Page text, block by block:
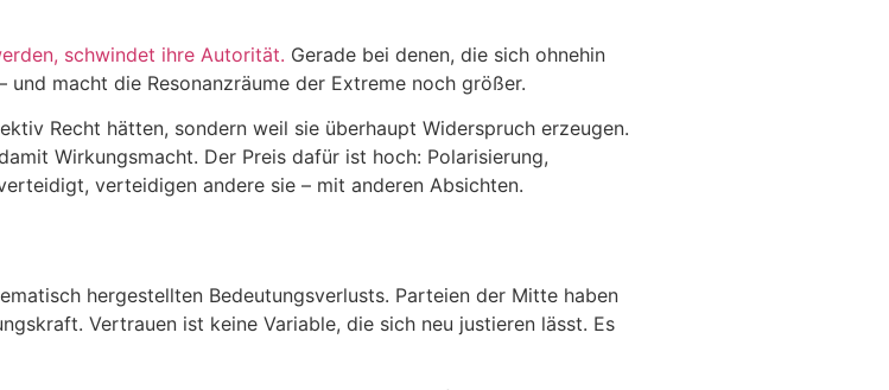
schwindet ihre Autorität. Gerade bei denen, die sich ohnehin
macht die Resonanzräume der Extreme noch größer.
Recht hätten, sondern weil sie überhaupt Widerspruch erzeugen.
Wirkungsmacht. Der Preis dafür ist hoch: Polarisierung,
verteidigen andere sie – mit anderen Absichten.
hergestellten Bedeutungsverlusts. Parteien der Mitte haben
Vertrauen ist keine Variable, die sich neu justieren lässt. Es